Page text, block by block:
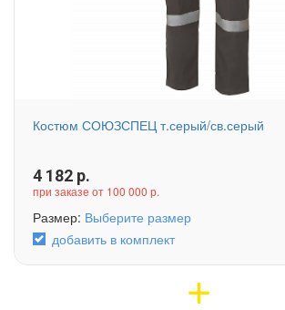
Костюм СОЮЗСПЕЦ т.серый/св.серый
4 182 р.
при заказе от 100 000 р.
Размер: Выберите размер
добавить в комплект